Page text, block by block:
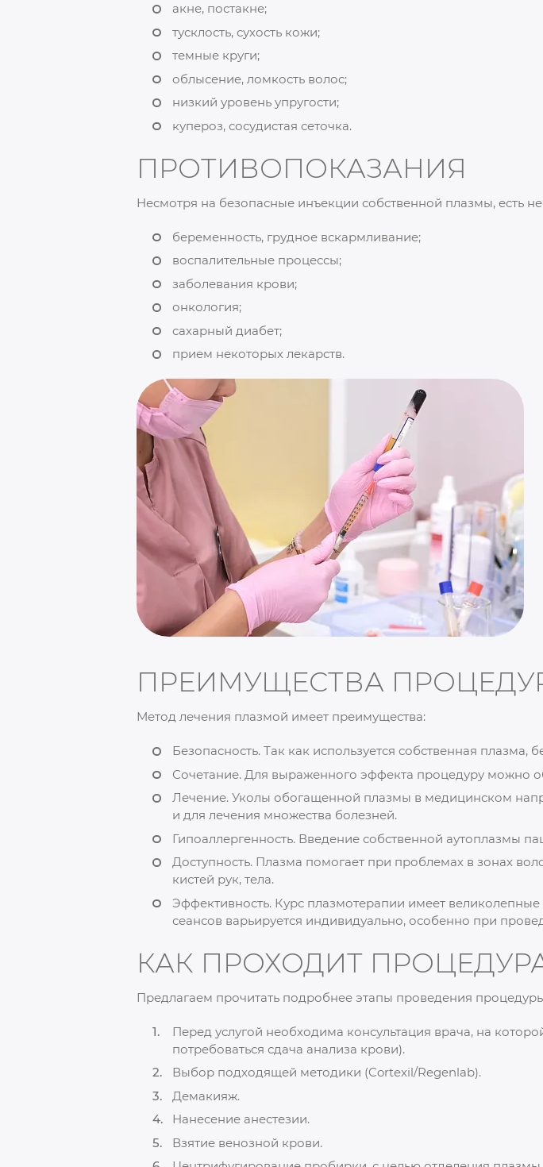
акне, постакне;
тусклость, сухость кожи;
темные круги;
облысение, ломкость волос;
низкий уровень упругости;
купероз, сосудистая сеточка.
ПРОТИВОПОКАЗАНИЯ
Несмотря на безопасные инъекции собственной плазмы, есть
беременность, грудное вскармливание;
воспалительные процессы;
заболевания крови;
онкология;
сахарный диабет;
прием некоторых лекарств.
ПРЕИМУЩЕСТВА
Метод лечения плазмой имеет преимущества:
Безопасность. Так как используется собственная
Сочетание. Для выраженного эффекта процедуру можно
Лечение. Уколы обогащенной плазмы в медицинском
и для лечения множества болезней.
Гипоаллергенность. Введение собственной аутоплазмы
Доступность. Плазма помогает при проблемах в зонах
кистей рук, тела.
Эффективность. Курс плазмотерапии имеет великолепные
сеансов варьируется индивидуально, особенно при
КАК ПРОХОДИТ
Предлагаем прочитать подробнее этапы проведения
Перед услугой необходима консультация врача, на
потребоваться сдача анализа крови).
Выбор подходящей методики (Cortexil/Regenlab).
Демакияж.
Нанесение анестезии.
Взятие венозной крови.